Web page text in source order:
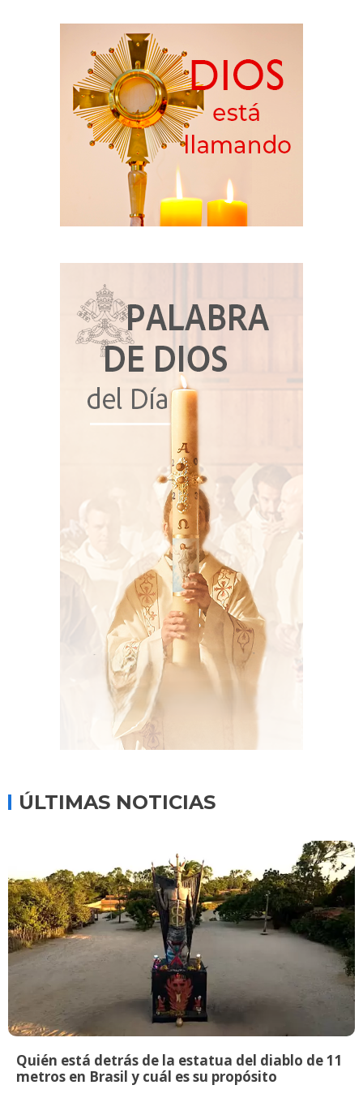
ÚLTIMAS NOTICIAS
Quién está detrás de la estatua del diablo de 11
metros en Brasil y cuál es su propósito